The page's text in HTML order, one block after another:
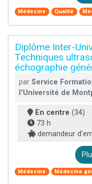
Médecine Qualité
Diplôme Inter-
Techniques
échographie
par Service
l'Université de
En centre (34)
73 h
demandeur
Médecine Médecine